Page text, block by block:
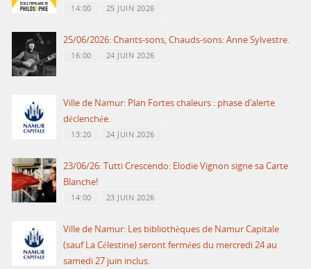
14:00 25 JUIN 2026
25/06/2026: Chants-sons, Chauds-sons: Anne Sylvestre.
16:00 24 JUIN 2026
Ville de Namur: Plan Fortes chaleurs : phase d’alerte
déclenchée.
13:20 24 JUIN 2026
23/06/26: Tutti Crescendo: Elodie Vignon signe sa Carte
Blanche!
14:00 23 JUIN 2026
Ville de Namur: Les bibliothèques de Namur Capitale
(sauf La Célestine) seront fermées du mercredi 24 au
samedi 27 juin inclus.